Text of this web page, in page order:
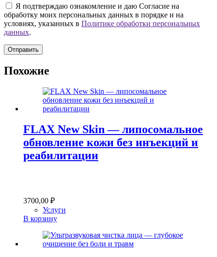
Я подтверждаю ознакомление и даю Согласие на
обработку моих персональных данных в порядке и на
условиях, указанных в Политике обработки персональных
данных.
Отправить
Похожие
FLAX New Skin — липосомальное
обновление кожи без инъекций и
реабилитации
3700,00 ₽
Услуги
В корзину